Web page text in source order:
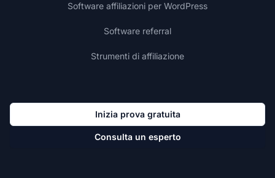
Software affiliazioni per WordPress
Software referral
Strumenti di affiliazione
Inizia prova gratuita
Consulta un esperto